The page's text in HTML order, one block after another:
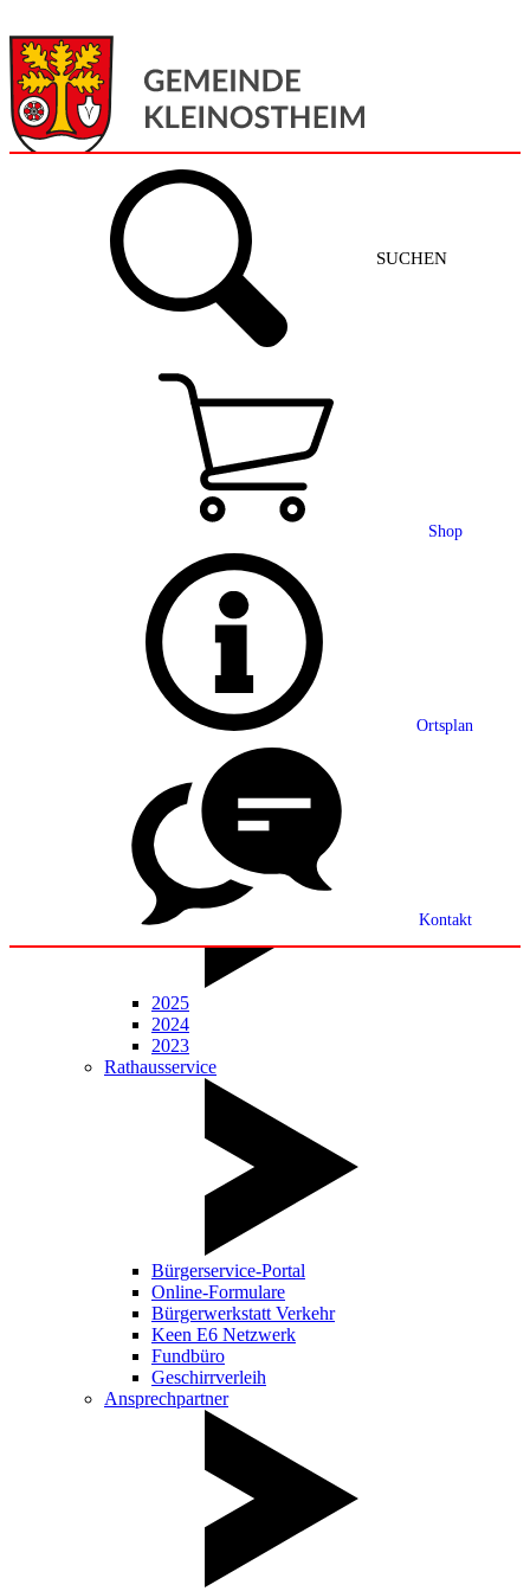
SUCHEN
Shop
Ortsplan
Kontakt
Gemeinde + Service
Grußwort
Ortsplan
Partnerschaft
Statistik
Mitteilungsblatt
2025
2024
2023
Rathausservice
Bürgerservice-Portal
Online-Formulare
Bürgerwerkstatt Verkehr
Keen E6 Netzwerk
Fundbüro
Geschirrverleih
Ansprechpartner